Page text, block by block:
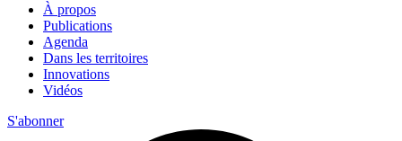
À propos
Publications
Agenda
Dans les territoires
Innovations
Vidéos
S'abonner